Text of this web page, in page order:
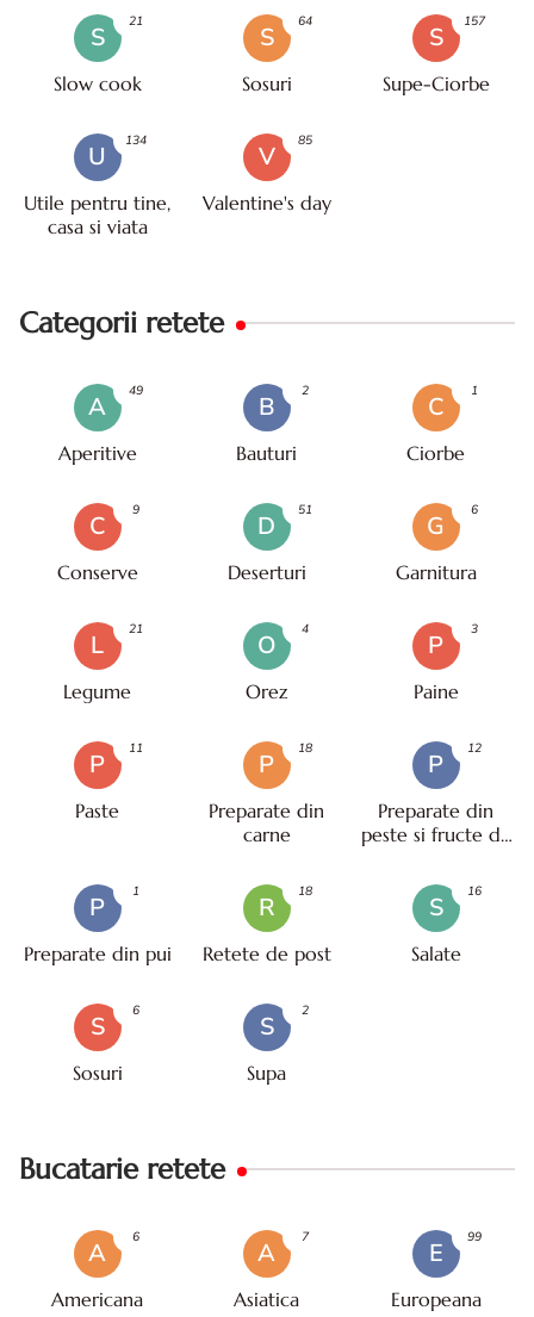
S
Slow cook
21
S
Sosuri
64
S
Supe-Ciorbe
157
U
Utile pentru tine,
casa si viata
134
V
Valentine's day
85
Categorii retete
A
Aperitive
49
B
Bauturi
2
C
Ciorbe
1
C
Conserve
9
D
Deserturi
51
G
Garnitura
6
L
Legume
21
O
Orez
4
P
Paine
3
P
Paste
11
P
Preparate din
carne
18
P
Preparate din
peste si fructe de
12
P
Preparate din pui
1
R
Retete de post
18
S
Salate
16
S
Sosuri
6
S
Supa
2
Bucatarie retete
A
Americana
6
A
Asiatica
7
E
Europeana
99